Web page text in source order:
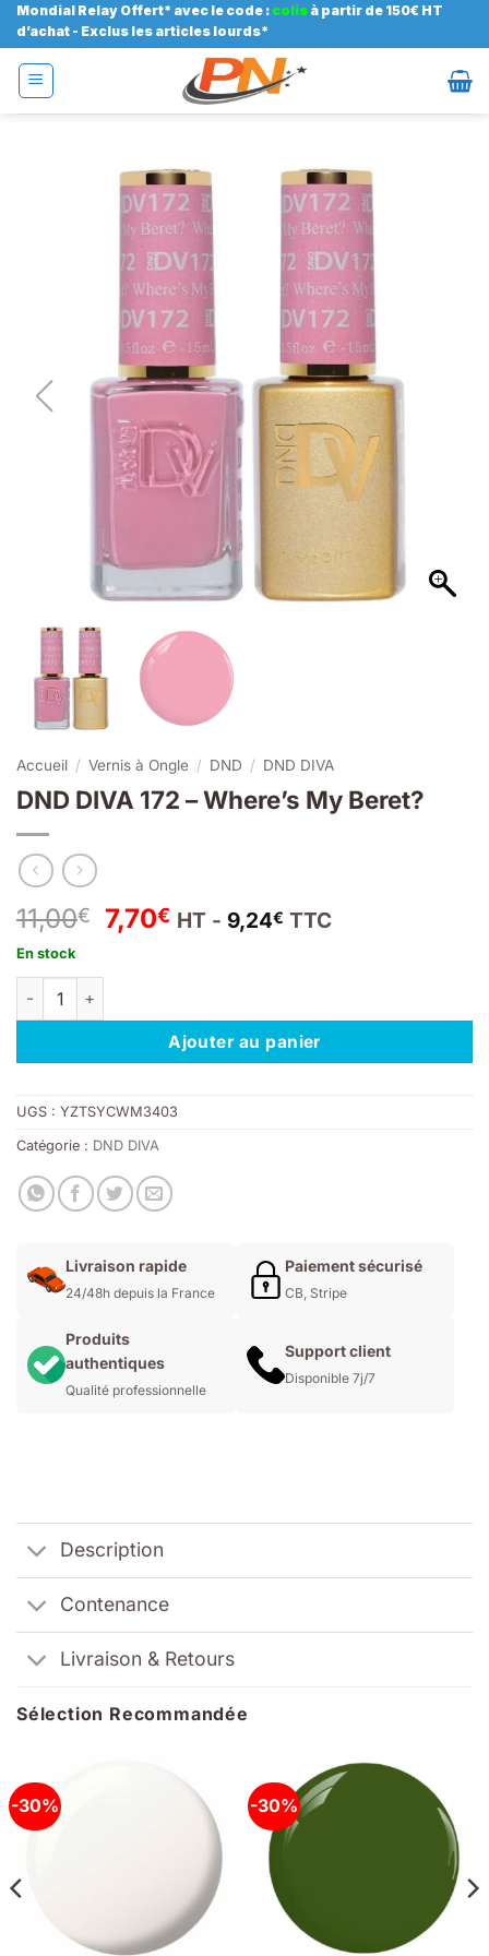
Passer
au
contenu
Mondial Relay Offert* avec le code : colis à partir de 150€ HT
d’achat - Exclus les articles lourds*
Accueil / Vernis à Ongle / DND / DND DIVA
DND DIVA 172 – Where’s My Beret?
11,00€
Le
prix
11,00€.
7,70€Le
7,70€.
HT - 9,24€ TTC
En stock
quantité de DND DIVA 172 - Where's My Beret?
Ajouter au panier
UGS : YZTSYCWM3403
Catégorie : DND DIVA
Livraison rapide
24/48h depuis la France
Paiement sécurisé
CB, Stripe
Produits
authentiques
Qualité professionnelle
Support client
Disponible 7j/7
Description
Contenance
Livraison & Retours
Sélection Recommandée
-30% -30%